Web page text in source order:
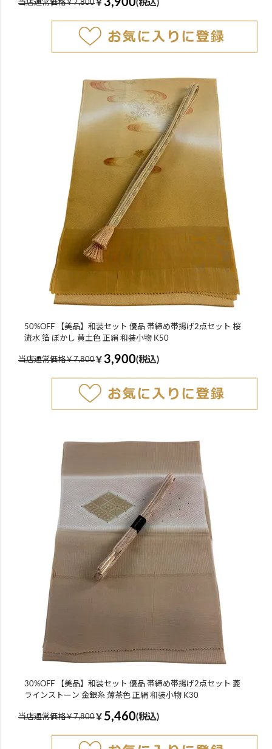
当店通常価格￥7,800￥ 3,900(税込)
50%OFF 【美品】和装セット 優品 帯締め帯揚げ2点セット 桜
流水 箔 ぼかし 黄土色 正絹 和装小物 K50
当店通常価格￥7,800￥ 3,900(税込)
30%OFF 【美品】和装セット 優品 帯締め帯揚げ2点セット 菱
ラインストーン 金銀糸 薄茶色 正絹 和装小物 K30
当店通常価格￥7,800￥ 5,460(税込)